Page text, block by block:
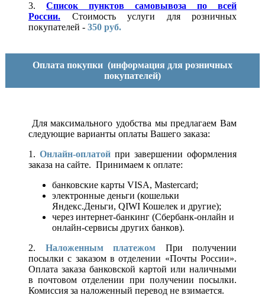
3. Список пунктов самовывоза по всей
России.
Стоимость услуги для розничных
покупателей - 350 руб.
Оплата покупки (информация для розничных
покупателей)
Для максимального удобства мы предлагаем Вам
следующие варианты оплаты Вашего заказа:
1. Онлайн-оплатой при завершении оформления
заказа на сайте. Принимаем к оплате:
банковские карты VISA, Mastercard;
электронные деньги (кошельки
Яндекс.Деньги, QIWI Кошелек и другие);
через интернет-банкинг (Сбербанк-онлайн и
онлайн-сервисы других банков).
2. Наложенным платежом При получении
посылки с заказом в отделении «Почты России».
Оплата заказа банковской картой или наличными
в почтовом отделении при получении посылки.
Комиссия за наложенный перевод не взимается.